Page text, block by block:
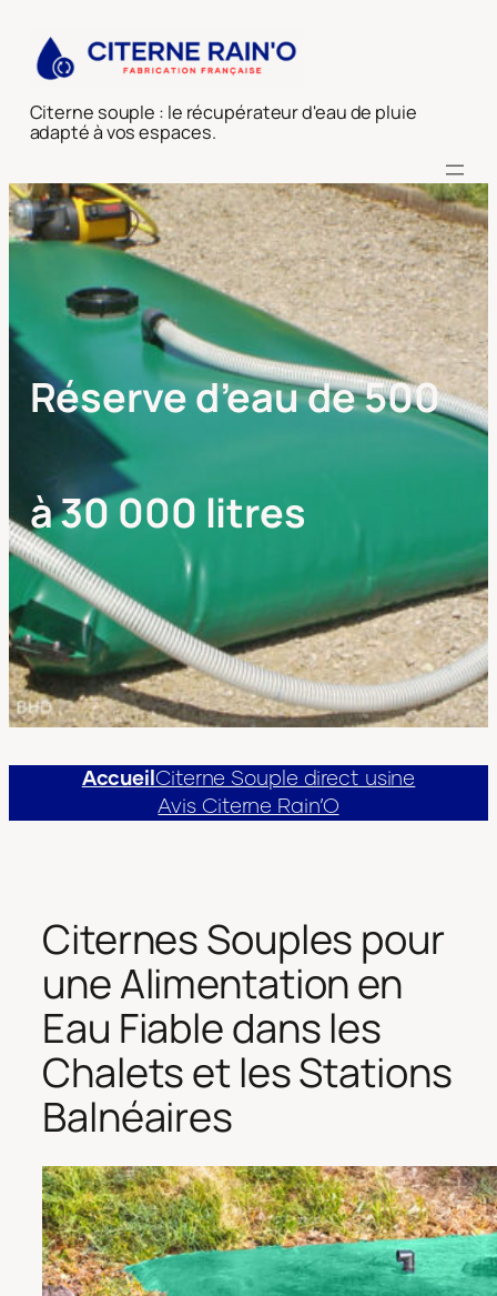
contenu
Citerne souple : le récupérateur d'eau de pluie
adapté à vos espaces.
Réserve d’eau de 500
à 30 000 litres
Accueil Citerne Souple direct usine
Avis Citerne Rain’O
Citernes Souples pour
une Alimentation en
Eau Fiable dans les
Chalets et les Stations
Balnéaires